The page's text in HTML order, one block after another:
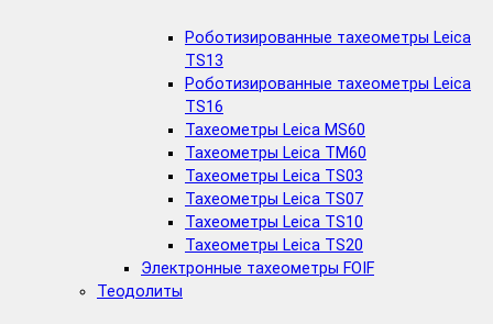
Роботизированные тахеометры Leica
TS13
Роботизированные тахеометры Leica
TS16
Тахеометры Leica MS60
Тахеометры Leica TM60
Тахеометры Leica TS03
Тахеометры Leica TS07
Тахеометры Leica TS10
Тахеометры Leica TS20
Электронные тахеометры FOIF
Теодолиты